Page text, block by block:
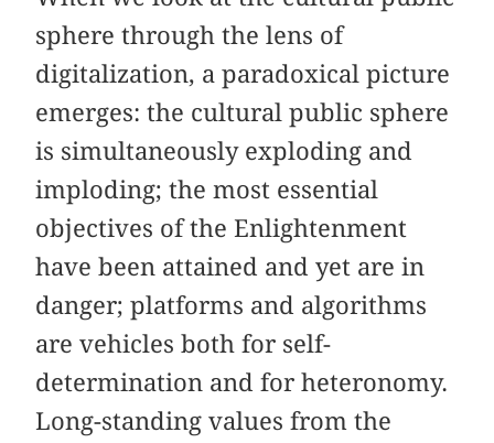
sphere through the lens of
digitalization, a paradoxical picture
emerges: the cultural public sphere
is simultaneously exploding and
imploding; the most essential
objectives of the Enlightenment
have been attained and yet are in
danger; platforms and algorithms
are vehicles both for self-
determination and for heteronomy.
Long-standing values from the